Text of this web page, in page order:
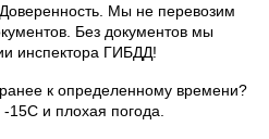
Мы не перевозим
Без документов мы
инспектора ГИБДД!
к определенному времени?
15С и плохая погода.